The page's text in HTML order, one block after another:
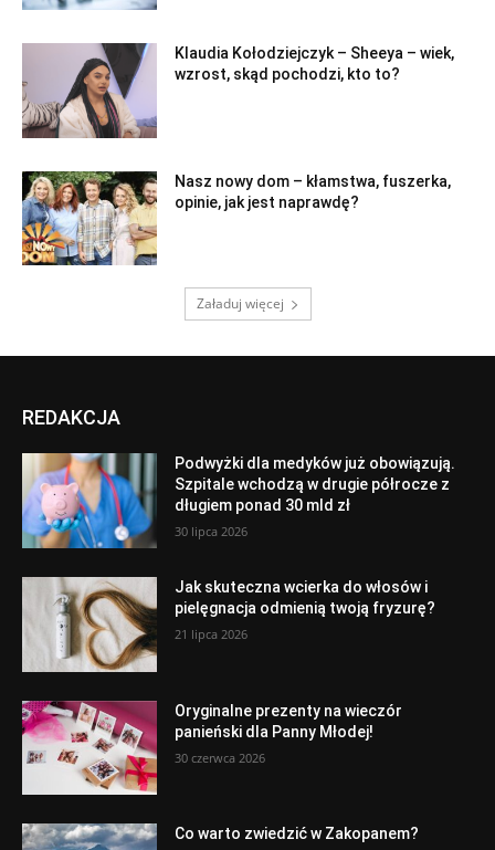
Klaudia Kołodziejczyk – Sheeya – wiek,
wzrost, skąd pochodzi, kto to?
Nasz nowy dom – kłamstwa, fuszerka,
opinie, jak jest naprawdę?
Załaduj więcej
REDAKCJA
Podwyżki dla medyków już obowiązują.
Szpitale wchodzą w drugie półrocze z
długiem ponad 30 mld zł
30 lipca 2026
Jak skuteczna wcierka do włosów i
pielęgnacja odmienią twoją fryzurę?
21 lipca 2026
Oryginalne prezenty na wieczór
panieński dla Panny Młodej!
30 czerwca 2026
Co warto zwiedzić w Zakopanem?